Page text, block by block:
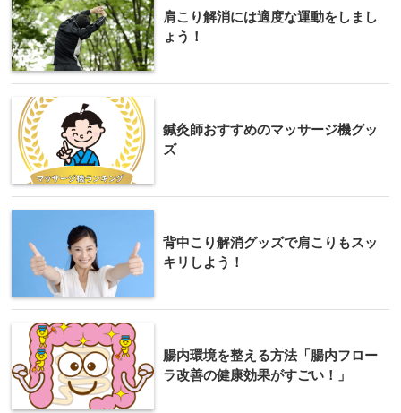
肩こり解消には適度な運動をしまし
ょう！
鍼灸師おすすめのマッサージ機グッ
ズ
背中こり解消グッズで肩こりもスッ
キリしよう！
腸内環境を整える方法「腸内フロー
ラ改善の健康効果がすごい！」